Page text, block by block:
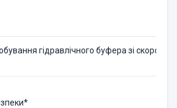
гідравлічного буфера зі